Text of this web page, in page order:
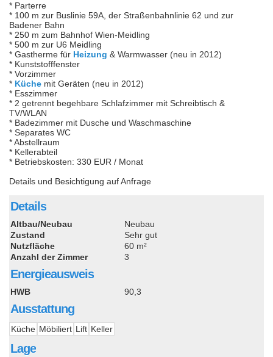
* Parterre
* 100 m zur Buslinie 59A, der Straßenbahnlinie 62 und zur
Badener Bahn
* 250 m zum Bahnhof Wien-Meidling
* 500 m zur U6 Meidling
* Gastherme für Heizung & Warmwasser (neu in 2012)
* Kunststofffenster
* Vorzimmer
* Küche mit Geräten (neu in 2012)
* Esszimmer
* 2 getrennt begehbare Schlafzimmer mit Schreibtisch &
TV/WLAN
* Badezimmer mit Dusche und Waschmaschine
* Separates WC
* Abstellraum
* Kellerabteil
* Betriebskosten: 330 EUR / Monat
Details und Besichtigung auf Anfrage
Details
Altbau/Neubau
Neubau
Zustand
Sehr gut
Nutzfläche
60 m²
Anzahl der Zimmer
3
Energieausweis
HWB 90,3
Ausstattung
Küche Möbiliert Lift Keller
Lage